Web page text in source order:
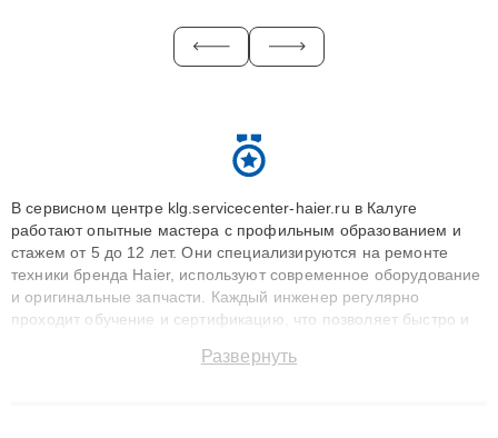
В сервисном центре klg.servicecenter-haier.ru в Калуге
работают опытные мастера с профильным образованием и
стажем от 5 до 12 лет. Они специализируются на ремонте
техники бренда Haier, используют современное оборудование
и оригинальные запчасти. Каждый инженер регулярно
проходит обучение и сертификацию, что позволяет быстро и
сохранением гарантии до 3 лет. Наши мастера решают
Развернуть